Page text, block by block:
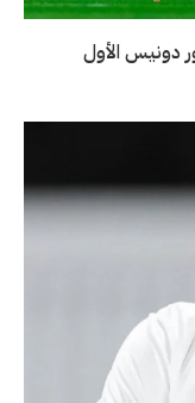
دونيس الأول